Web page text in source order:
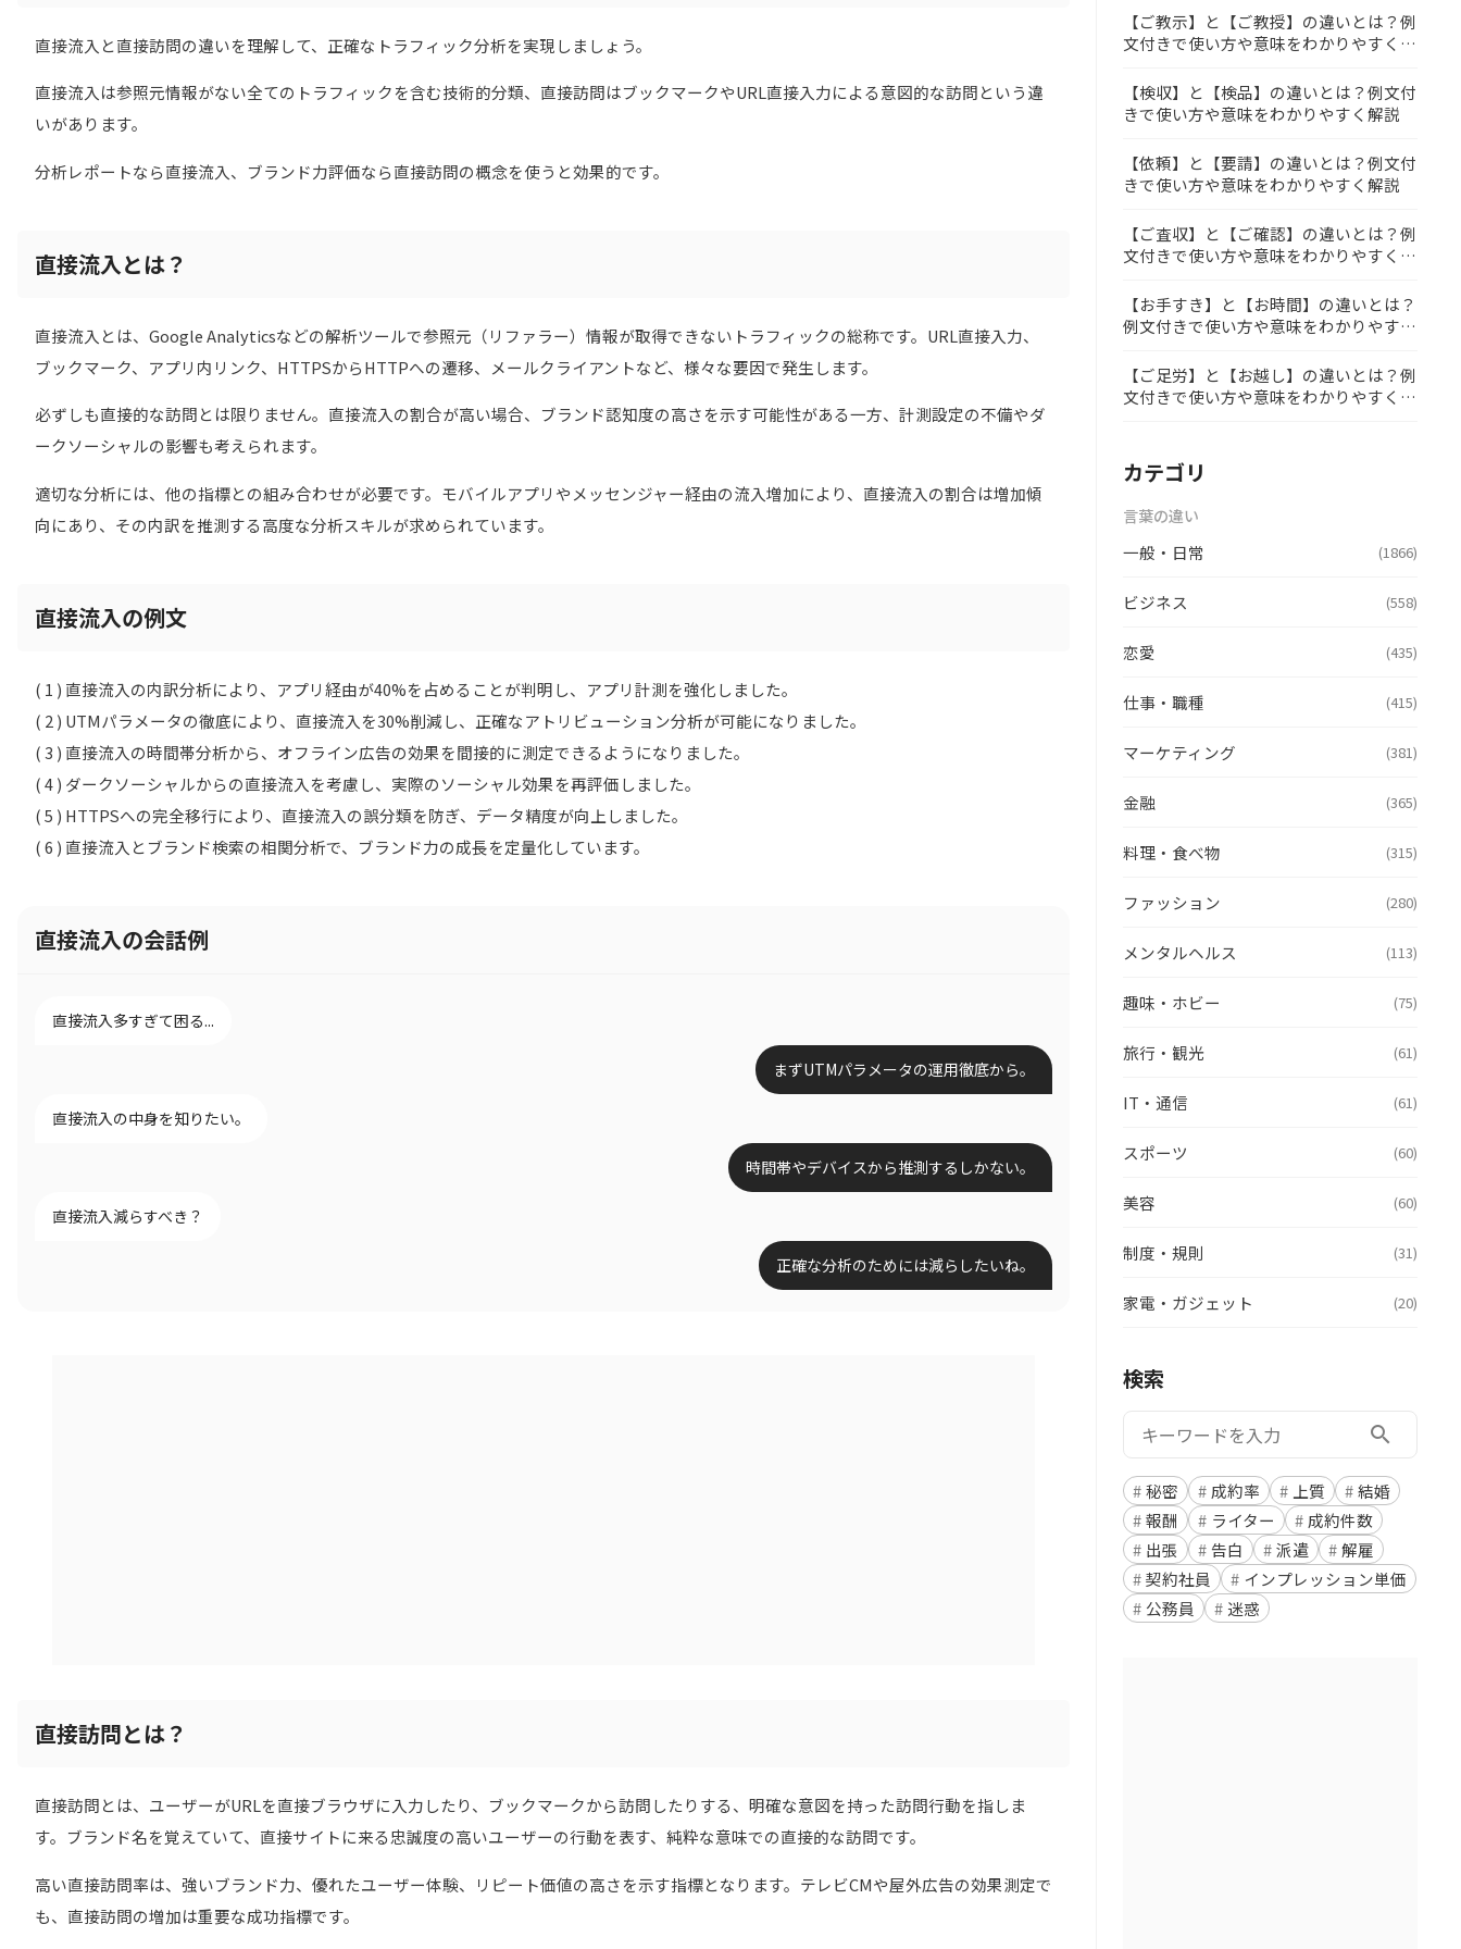
直接流入と直接訪問の違いを理解して、正確なトラフィック分析を実現しましょう。
直接流入は参照元情報がない全てのトラフィックを含む技術的分類、直接訪問はブックマークやURL直接入力による意図的な訪問という違
いがあります。
分析レポートなら直接流入、ブランド力評価なら直接訪問の概念を使うと効果的です。
直接流入とは？
直接流入とは、Google Analyticsなどの解析ツールで参照元（リファラー）情報が取得できないトラフィックの総称です。URL直接入力、
ブックマーク、アプリ内リンク、HTTPSからHTTPへの遷移、メールクライアントなど、様々な要因で発生します。
必ずしも直接的な訪問とは限りません。直接流入の割合が高い場合、ブランド認知度の高さを示す可能性がある一方、計測設定の不備やダ
ークソーシャルの影響も考えられます。
適切な分析には、他の指標との組み合わせが必要です。モバイルアプリやメッセンジャー経由の流入増加により、直接流入の割合は増加傾
向にあり、その内訳を推測する高度な分析スキルが求められています。
直接流入の例文
( 1 ) 直接流入の内訳分析により、アプリ経由が40%を占めることが判明し、アプリ計測を強化しました。
( 2 ) UTMパラメータの徹底により、直接流入を30%削減し、正確なアトリビューション分析が可能になりました。
( 3 ) 直接流入の時間帯分析から、オフライン広告の効果を間接的に測定できるようになりました。
( 4 ) ダークソーシャルからの直接流入を考慮し、実際のソーシャル効果を再評価しました。
( 5 ) HTTPSへの完全移行により、直接流入の誤分類を防ぎ、データ精度が向上しました。
( 6 ) 直接流入とブランド検索の相関分析で、ブランド力の成長を定量化しています。
直接流入の会話例
直接流入多すぎて困る...
まずUTMパラメータの運用徹底から。
直接流入の中身を知りたい。
時間帯やデバイスから推測するしかない。
直接流入減らすべき？
正確な分析のためには減らしたいね。
直接訪問とは？
直接訪問とは、ユーザーがURLを直接ブラウザに入力したり、ブックマークから訪問したりする、明確な意図を持った訪問行動を指しま
す。ブランド名を覚えていて、直接サイトに来る忠誠度の高いユーザーの行動を表す、純粋な意味での直接的な訪問です。
高い直接訪問率は、強いブランド力、優れたユーザー体験、リピート価値の高さを示す指標となります。テレビCMや屋外広告の効果測定で
も、直接訪問の増加は重要な成功指標です。
【ご教示】と【ご教授】の違いとは？例
文付きで使い方や意味をわかりやすく解
【検収】と【検品】の違いとは？例文付
きで使い方や意味をわかりやすく解説
【依頼】と【要請】の違いとは？例文付
きで使い方や意味をわかりやすく解説
【ご査収】と【ご確認】の違いとは？例
文付きで使い方や意味をわかりやすく解
【お手すき】と【お時間】の違いとは？
例文付きで使い方や意味をわかりやすく
【ご足労】と【お越し】の違いとは？例
文付きで使い方や意味をわかりやすく解
カテゴリ
言葉の違い
一般・日常 (1866)
ビジネス (558)
恋愛 (435)
仕事・職種 (415)
マーケティング (381)
金融 (365)
料理・食べ物 (315)
ファッション (280)
メンタルヘルス (113)
趣味・ホビー (75)
旅行・観光 (61)
IT・通信 (61)
スポーツ (60)
美容 (60)
制度・規則 (31)
家電・ガジェット (20)
検索
検索: search
秘密 成約率 上質
結婚
報酬
ライター
成約件数
出張
告白 派遣
解雇
契約社員
インプレッション単価
公務員
迷惑